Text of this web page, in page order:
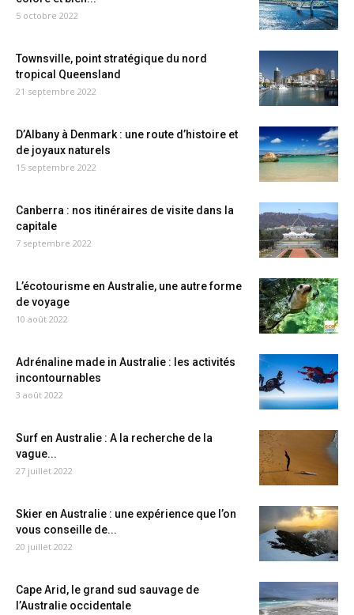
5 octobre 2022
Townsville, point stratégique du nord
tropical Queensland
21 septembre 2022
D’Albany à Denmark : une route d’histoire et
de joyaux naturels
15 septembre 2022
Canberra : nos itinéraires de visite dans la
capitale
7 septembre 2022
L’écotourisme en Australie, une autre forme
de voyage
10 août 2022
Adrénaline made in Australie : les activités
incontournables
3 août 2022
Surf en Australie : A la recherche de la
vague...
27 juillet 2022
Skier en Australie : une expérience que l’on
vous conseille de...
20 juillet 2022
Cape Arid, le grand sud sauvage de
l’Australie occidentale